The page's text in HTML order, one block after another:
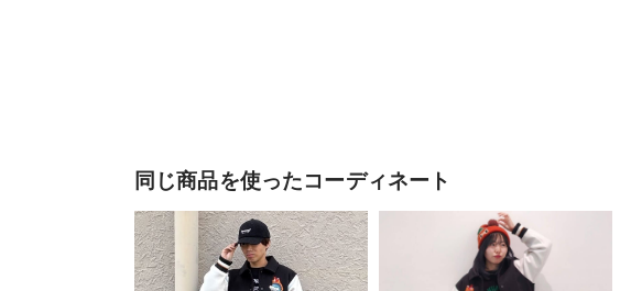
同じ商品を使ったコーディネート